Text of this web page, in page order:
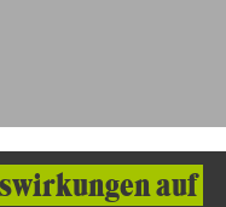
auf